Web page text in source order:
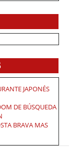
JAPONÉS
DE BÚSQUEDA
BRAVA MAS